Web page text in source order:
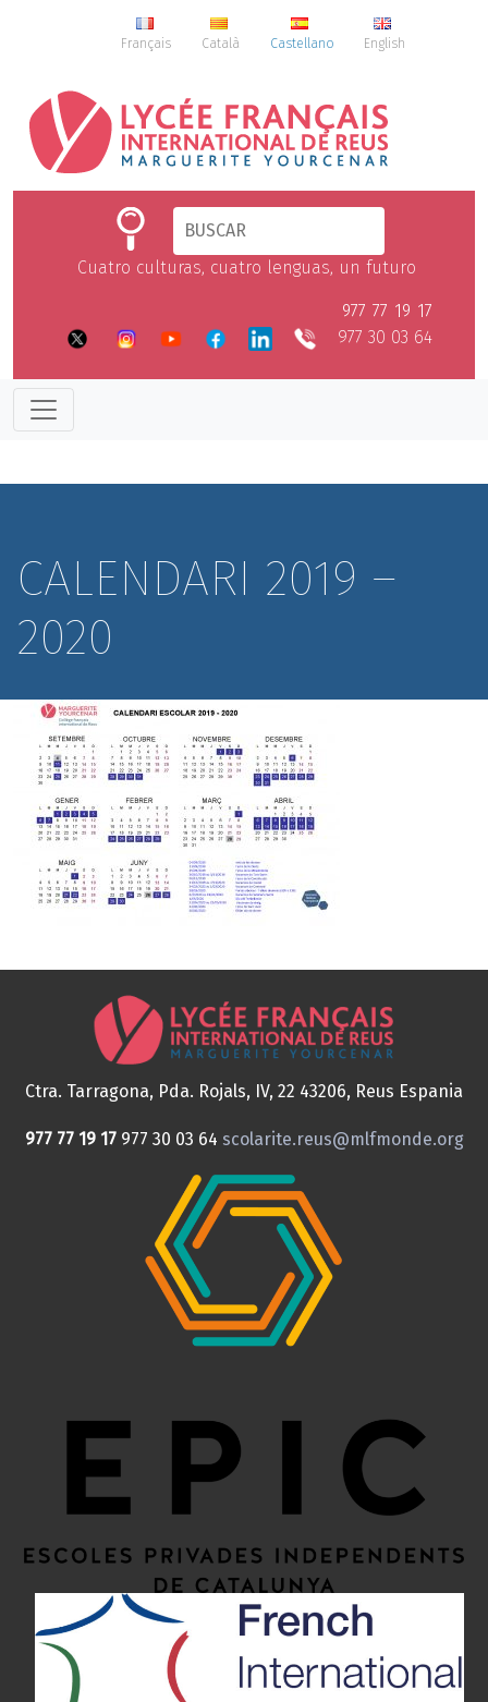
Français Català Castellano English
Cuatro culturas, cuatro lenguas, un futuro
977 77 19 17
977 30 03 64
CALENDARI 2019 –
2020
Ctra. Tarragona, Pda. Rojals, IV, 22 43206, Reus Espania
977 77 19 17 977 30 03 64 scolarite.reus@mlfmonde.org